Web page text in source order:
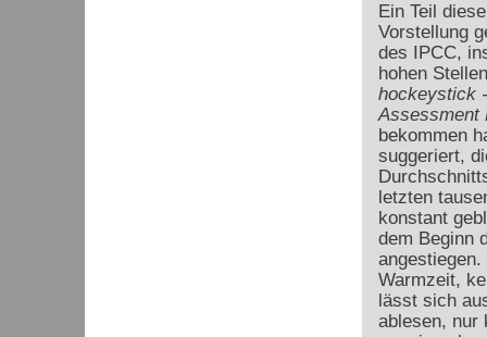
Ein Teil
Vorstellung
des IPCC,
hohen
hockeystick -
Assessment
bekommen
suggeriert,
letzten
konstant
dem Beginn
Warmzeit,
lässt sich
ablesen, nur